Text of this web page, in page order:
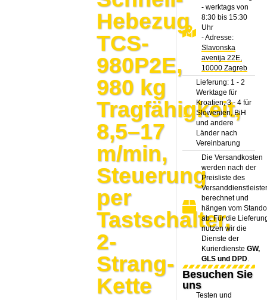
Hebezug
TCS-
980P2E,
980 kg
Tragfähigkeit,
8,5–17
m/min,
Steuerung
per
Tastschalter,
2-
Strang-
Kette
- werktags von
8:30 bis 15:30
Uhr
- Adresse:
Slavonska
avenija 22E,
10000 Zagreb
Lieferung: 1 - 2
Werktage für
Kroatien, 3 - 4 für
Slowenien, BiH
und andere
Länder nach
Vereinbarung
Die Versandkosten
werden nach der
Preisliste des
berechnet und
hängen vom
ab. Für die
nutzen wir die
Dienste der
Kurierdienste GW,
GLS und DPD.
Besuchen Sie
uns
Testen und